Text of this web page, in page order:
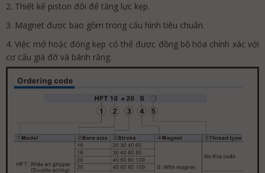
2. Thiết kế piston đôi để tăng lực kẹp.
3. Magnet được bao gồm trong cấu hình tiêu chuẩn.
4. Việc mở hoặc đóng kẹp có thể được đồng bộ hóa chính xác với
cơ cấu giá đỡ và bánh răng.